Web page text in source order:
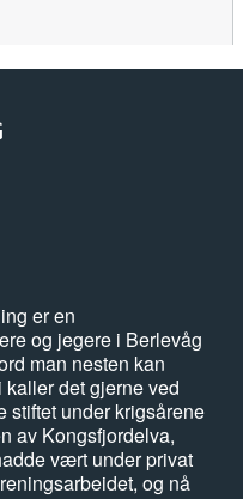
er en
og jegere i Berlevåg
man nesten kan
det gjerne ved
stiftet under krigsårene
av Kongsfjordelva,
vært under privat
og nå